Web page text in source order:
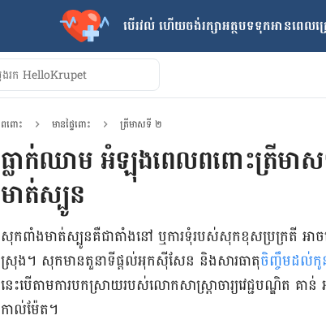
បើរវល់ ហើយចង់​រក្សាអត្ថបទទុកអានពេ
ពពោះ មានផ្ទៃពោះ ត្រីមាសទី ២
ធ្លាក់ឈាម អំឡុងពេលពពោះត្រីមា
មាត់ស្បូន
សុក​ពាំង​មាត់​ស្បូន​គឺ​ជា​តាំង​នៅ ឬ​ការ​ទុំ​របស់​សុក​ខុស​ប្រក្រតី អា
ស្រុង។ សុក​មាន​តួនាទី​ផ្តល់​អុកស៊ីសែន និង​សារធាតុចិញ្ចឹម​ដល់​កូ
នេះ​បើ​តាម​ការ​បក​ស្រាយ​របស់លោក​​​សាស្ត្រាចារ្យ​​​វេជ្ជបណ្ឌិត គាន់
កាល់ម៉ែត។